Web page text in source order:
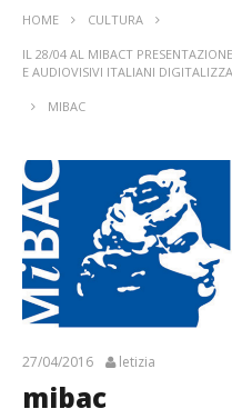
HOME CULTURA
IL 28/04 AL MIBACT
E AUDIOVISIVI ITALIANI
MIBAC
27/04/2016 letizia
mibac